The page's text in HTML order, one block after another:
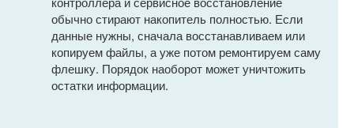
обычно стирают накопитель полностью. Если
данные нужны, сначала восстанавливаем или
копируем файлы, а уже потом ремонтируем саму
флешку. Порядок наоборот может уничтожить
остатки информации.